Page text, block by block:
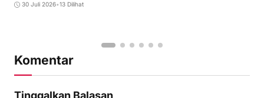
30 Juli 2026•13 Dilihat
Komentar
Tinggalkan Balasan